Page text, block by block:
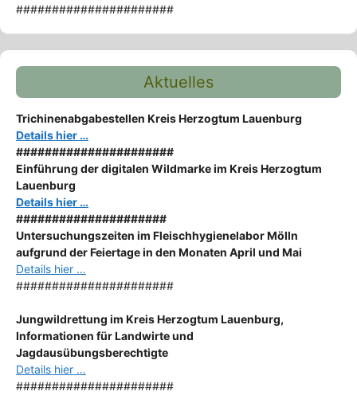
######################
Aktuelles
Trichinenabgabestellen Kreis Herzogtum Lauenburg
Details hier …
######################
Einführung der digitalen Wildmarke im Kreis Herzogtum
Lauenburg
Details hier …
#####################
Untersuchungszeiten im Fleischhygienelabor Mölln
aufgrund der Feiertage in den Monaten April und Mai
Details hier …
######################
Jungwildrettung im Kreis Herzogtum Lauenburg,
Informationen für Landwirte und
Jagdausübungsberechtigte
Details hier …
######################